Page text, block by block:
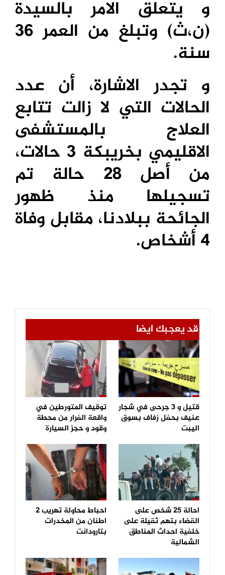
و يتعلق الامر بالسيدة
(ن،ث) وتبلغ من العمر 36
سنة.
و تجدر الاشارة، أن عدد
الحالات التي لا زالت تتابع
العلاج بالمستشفى
الاقليمي بخريبكة 3 حالات،
من أصل 28 حالة تم
تسجيلها منذ ظهور
الجائحة ببلادنا، مقابل وفاة
4 أشخاص.
قد يعجبك ايضا
قتيل و 3 جرحى في شجار
عنيف بحفل زفاف بسوق
اليبت
توقيف المتورطين في
واقعة الفرار من محطة
وقود و حجز السيارة
احالة 25 شخص على
القضاء بتهم ثقيلة على
خلفية احداث المناطق
الشمالية
احباط محاولة تهريب 2
اطنان من المخدرات
بتارودانت